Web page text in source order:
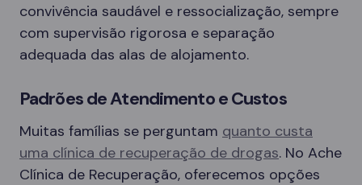
convivência saudável e ressocialização, sempre
com supervisão rigorosa e separação
adequada das alas de alojamento.
Padrões de Atendimento e Custos
Muitas famílias se perguntam quanto custa
uma clínica de recuperação de drogas. No Ache
Clínica de Recuperação, oferecemos opções